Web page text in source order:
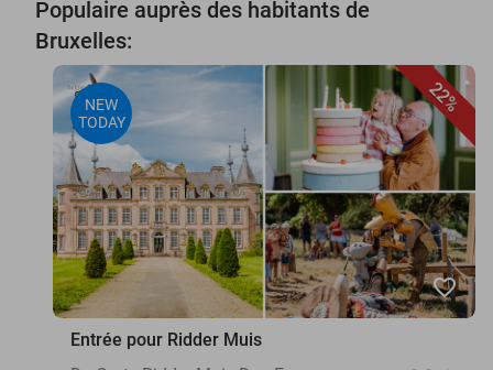
Populaire auprès des habitants de
Bruxelles:
22%
NEW
TODAY
favorite_border
Entrée pour Ridder Muis